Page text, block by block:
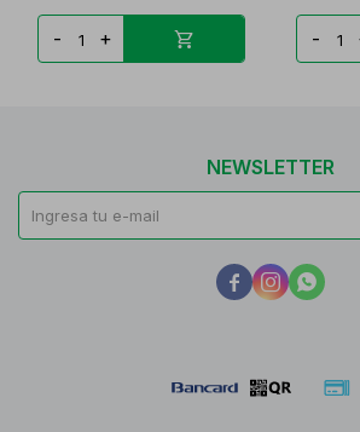
- + -
NEWSLETTER
  